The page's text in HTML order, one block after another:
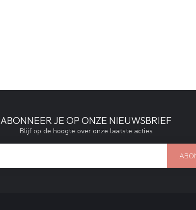
ABONNEER JE OP ONZE NIEUWSBRIEF
Blijf op de hoogte over onze laatste acties